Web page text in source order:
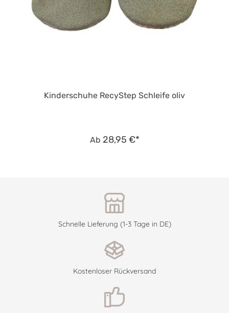
Kinderschuhe RecyStep Schleife oliv
Ab 28,95 €*
Schnelle Lieferung (1-3 Tage in DE)
Kostenloser Rückversand